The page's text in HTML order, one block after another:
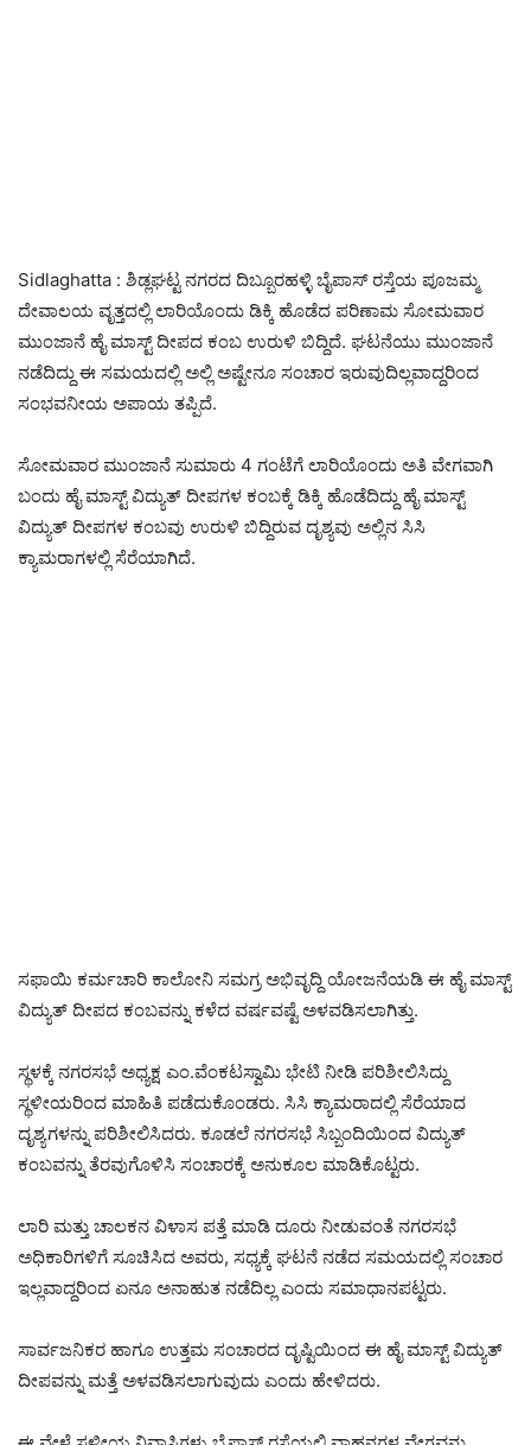
Sidlaghatta : ಶಿಡ್ಲಘಟ್ಟ ನಗರದ ದಿಬ್ಬೂರಹಳ್ಳಿ ಬೈಪಾಸ್ ರಸ್ತೆಯ ಪೂಜಮ್ಮ
ದೇವಾಲಯ ವೃತ್ತದಲ್ಲಿ ಲಾರಿಯೊಂದು ಡಿಕ್ಕಿ ಹೊಡೆದ ಪರಿಣಾಮ ಸೋಮವಾರ
ಮುಂಜಾನೆ ಹೈ ಮಾಸ್ಟ್ ದೀಪದ ಕಂಬ ಉರುಳಿ ಬಿದ್ದಿದೆ. ಘಟನೆಯು ಮುಂಜಾನೆ
ನಡೆದಿದ್ದು ಈ ಸಮಯದಲ್ಲಿ ಅಲ್ಲಿ ಅಷ್ಟೇನೂ ಸಂಚಾರ ಇರುವುದಿಲ್ಲವಾದ್ದರಿಂದ
ಸಂಭವನೀಯ ಅಪಾಯ ತಪ್ಪಿದೆ.
ಸೋಮವಾರ ಮುಂಜಾನೆ ಸುಮಾರು 4 ಗಂಟೆಗೆ ಲಾರಿಯೊಂದು ಅತಿ ವೇಗವಾಗಿ
ಬಂದು ಹೈ ಮಾಸ್ಟ್ ವಿದ್ಯುತ್ ದೀಪಗಳ ಕಂಬಕ್ಕೆ ಡಿಕ್ಕಿ ಹೊಡೆದಿದ್ದು ಹೈ ಮಾಸ್ಟ್
ವಿದ್ಯುತ್ ದೀಪಗಳ ಕಂಬವು ಉರುಳಿ ಬಿದ್ದಿರುವ ದೃಶ್ಯವು ಅಲ್ಲಿನ ಸಿಸಿ
ಕ್ಯಾಮರಾಗಳಲ್ಲಿ ಸೆರೆಯಾಗಿದೆ.
ಸಫಾಯಿ ಕರ್ಮಚಾರಿ ಕಾಲೋನಿ ಸಮಗ್ರ ಅಭಿವೃದ್ದಿ ಯೋಜನೆಯಡಿ ಈ ಹೈ ಮಾಸ್ಟ್
ವಿದ್ಯುತ್ ದೀಪದ ಕಂಬವನ್ನು ಕಳೆದ ವರ್ಷವಷ್ಟೆ ಅಳವಡಿಸಲಾಗಿತ್ತು.
ಸ್ಥಳಕ್ಕೆ ನಗರಸಭೆ ಅಧ್ಯಕ್ಷ ಎಂ.ವೆಂಕಟಸ್ವಾಮಿ ಭೇಟಿ ನೀಡಿ ಪರಿಶೀಲಿಸಿದ್ದು
ಸ್ಥಳೀಯರಿಂದ ಮಾಹಿತಿ ಪಡೆದುಕೊಂಡರು. ಸಿಸಿ ಕ್ಯಾಮರಾದಲ್ಲಿ ಸೆರೆಯಾದ
ದೃಶ್ಯಗಳನ್ನು ಪರಿಶೀಲಿಸಿದರು. ಕೂಡಲೆ ನಗರಸಭೆ ಸಿಬ್ಬಂದಿಯಿಂದ ವಿದ್ಯುತ್
ಕಂಬವನ್ನು ತೆರವುಗೊಳಿಸಿ ಸಂಚಾರಕ್ಕೆ ಅನುಕೂಲ ಮಾಡಿಕೊಟ್ಟರು.
ಲಾರಿ ಮತ್ತು ಚಾಲಕನ ವಿಳಾಸ ಪತ್ತೆ ಮಾಡಿ ದೂರು ನೀಡುವಂತೆ ನಗರಸಭೆ
ಅಧಿಕಾರಿಗಳಿಗೆ ಸೂಚಿಸಿದ ಅವರು, ಸಧ್ಯಕ್ಕೆ ಘಟನೆ ನಡೆದ ಸಮಯದಲ್ಲಿ ಸಂಚಾರ
ಇಲ್ಲವಾದ್ದರಿಂದ ಏನೂ ಅನಾಹುತ ನಡೆದಿಲ್ಲ ಎಂದು ಸಮಾಧಾನಪಟ್ಟರು.
ಸಾರ್ವಜನಿಕರ ಹಾಗೂ ಉತ್ತಮ ಸಂಚಾರದ ದೃಷ್ಟಿಯಿಂದ ಈ ಹೈ ಮಾಸ್ಟ್ ವಿದ್ಯುತ್
ದೀಪವನ್ನು ಮತ್ತೆ ಅಳವಡಿಸಲಾಗುವುದು ಎಂದು ಹೇಳಿದರು.